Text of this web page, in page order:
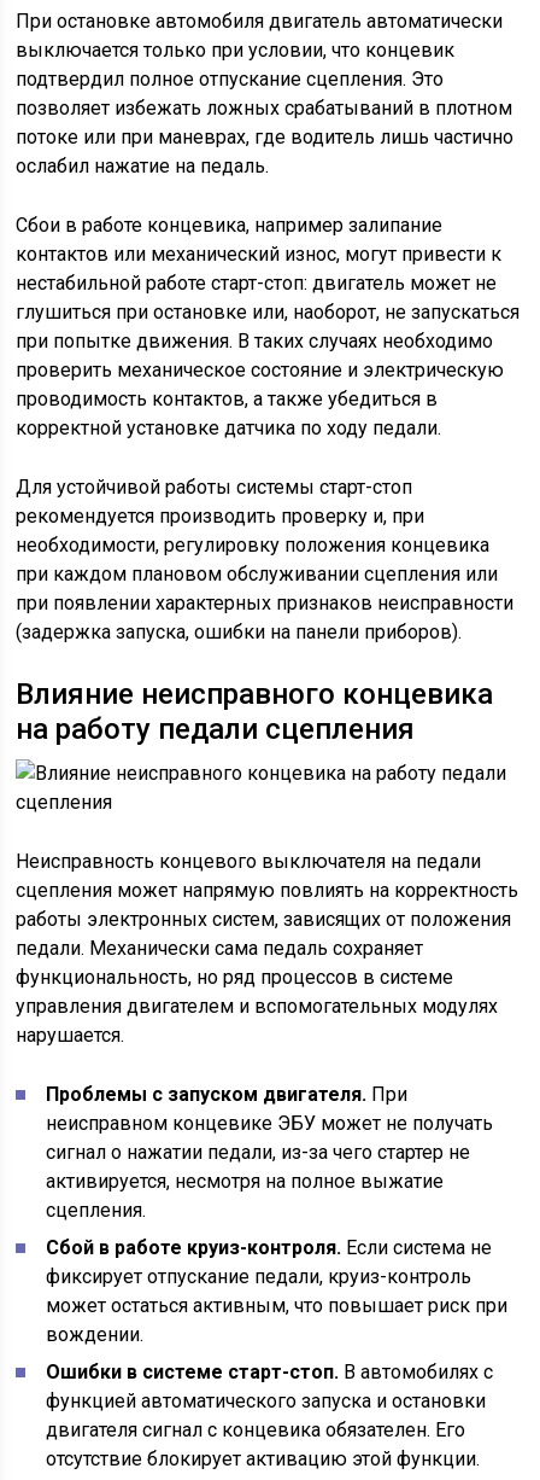
При остановке автомобиля двигатель автоматически
выключается только при условии, что концевик
подтвердил полное отпускание сцепления. Это
позволяет избежать ложных срабатываний в плотном
потоке или при маневрах, где водитель лишь частично
ослабил нажатие на педаль.
Сбои в работе концевика, например залипание
контактов или механический износ, могут привести к
нестабильной работе старт-стоп: двигатель может не
глушиться при остановке или, наоборот, не запускаться
при попытке движения. В таких случаях необходимо
проверить механическое состояние и электрическую
проводимость контактов, а также убедиться в
корректной установке датчика по ходу педали.
Для устойчивой работы системы старт-стоп
рекомендуется производить проверку и, при
необходимости, регулировку положения концевика
при каждом плановом обслуживании сцепления или
при появлении характерных признаков неисправности
(задержка запуска, ошибки на панели приборов).
Влияние неисправного концевика
на работу педали сцепления
Неисправность концевого выключателя на педали
сцепления может напрямую повлиять на корректность
работы электронных систем, зависящих от положения
педали. Механически сама педаль сохраняет
функциональность, но ряд процессов в системе
управления двигателем и вспомогательных модулях
нарушается.
Проблемы с запуском двигателя. При
неисправном концевике ЭБУ может не получать
сигнал о нажатии педали, из-за чего стартер не
активируется, несмотря на полное выжатие
сцепления.
Сбой в работе круиз-контроля. Если система не
фиксирует отпускание педали, круиз-контроль
может остаться активным, что повышает риск при
вождении.
Ошибки в системе старт-стоп. В автомобилях с
функцией автоматического запуска и остановки
двигателя сигнал с концевика обязателен. Его
отсутствие блокирует активацию этой функции.